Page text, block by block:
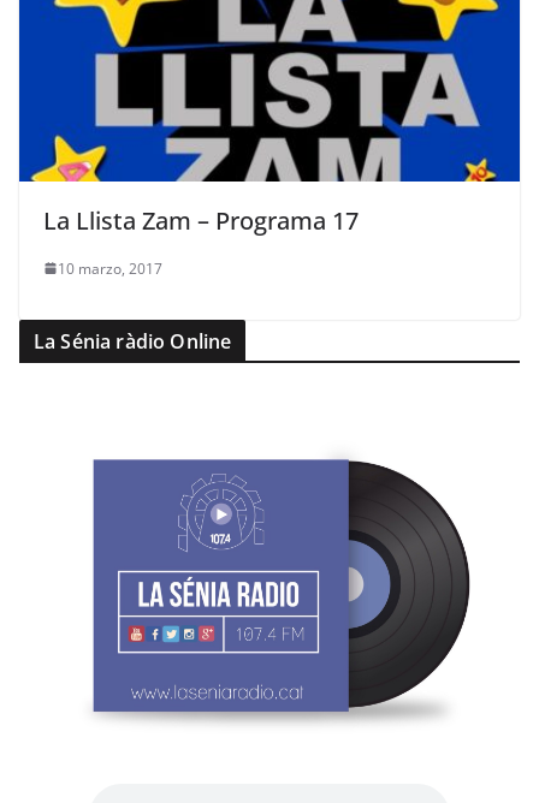
La Llista Zam – Programa 17
10 marzo, 2017
La Sénia ràdio Online